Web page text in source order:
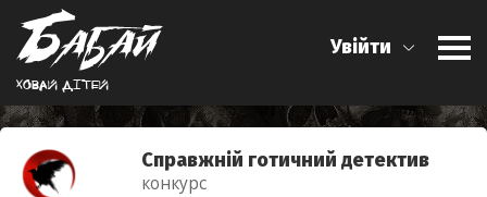
Ховай дiтей
Увійти
Справжній готичний детектив
конкурс